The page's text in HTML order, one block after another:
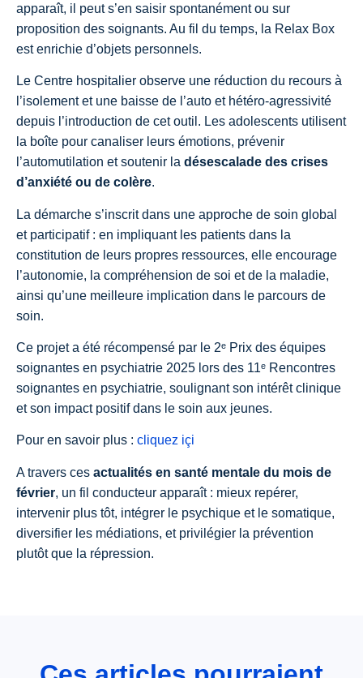
apparaît, il peut s’en saisir spontanément ou sur
proposition des soignants. Au fil du temps, la Relax Box
est enrichie d’objets personnels.
Le Centre hospitalier observe une réduction du recours à
l’isolement et une baisse de l’auto et hétéro-agressivité
depuis l’introduction de cet outil. Les adolescents utilisent
la boîte pour canaliser leurs émotions, prévenir
l’automutilation et soutenir la désescalade des crises
d’anxiété ou de colère.
La démarche s’inscrit dans une approche de soin global
et participatif : en impliquant les patients dans la
constitution de leurs propres ressources, elle encourage
l’autonomie, la compréhension de soi et de la maladie,
ainsi qu’une meilleure implication dans le parcours de
soin.
Ce projet a été récompensé par le 2ᵉ Prix des équipes
soignantes en psychiatrie 2025 lors des 11ᵉ Rencontres
soignantes en psychiatrie, soulignant son intérêt clinique
et son impact positif dans le soin aux jeunes.
Pour en savoir plus : cliquez içi
A travers ces actualités en santé mentale du mois de
février, un fil conducteur apparaît : mieux repérer,
intervenir plus tôt, intégrer le psychique et le somatique,
diversifier les médiations, et privilégier la prévention
plutôt que la répression.